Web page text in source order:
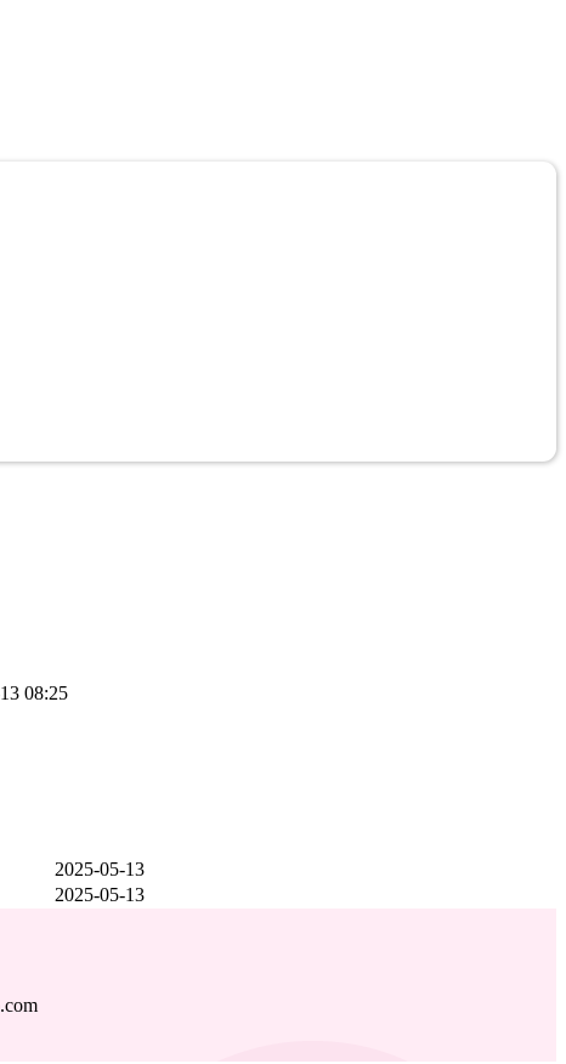
08:25
2025-05-13
2025-05-13